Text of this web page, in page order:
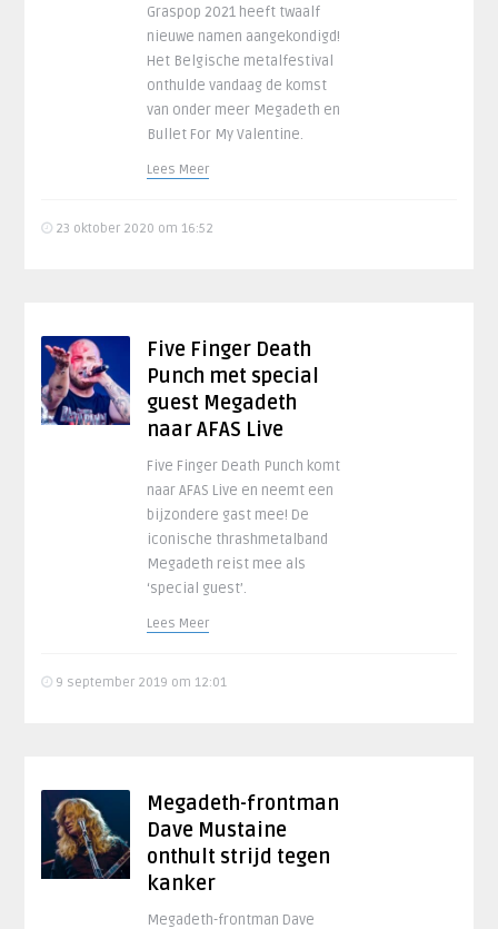
Graspop 2021 heeft twaalf
nieuwe namen aangekondigd!
Het Belgische metalfestival
onthulde vandaag de komst
van onder meer Megadeth en
Bullet For My Valentine.
Lees Meer
23 oktober 2020 om 16:52
Five Finger Death
Punch met special
guest Megadeth
naar AFAS Live
Five Finger Death Punch komt
naar AFAS Live en neemt een
bijzondere gast mee! De
iconische thrashmetalband
Megadeth reist mee als
‘special guest’.
Lees Meer
9 september 2019 om 12:01
Megadeth-frontman
Dave Mustaine
onthult strijd tegen
kanker
Megadeth-frontman Dave